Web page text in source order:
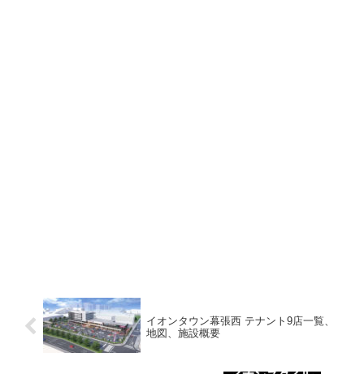
イオンタウン幕張西 テナント9店一覧、
地図、施設概要